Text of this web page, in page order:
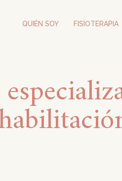
QUIÉN SOY FISIOTERAPIA